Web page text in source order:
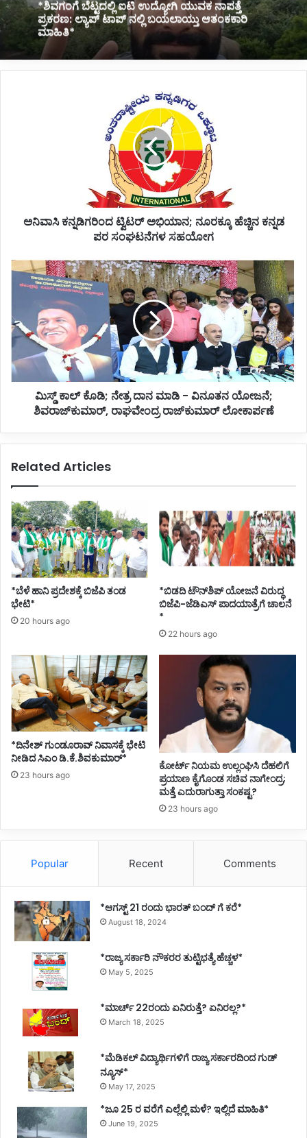
*BREAKING: ಬಸ್ ಪಲ್ಟಿಯಾಗಿ ಓರ್ವ ಯುವಕ ಸಾವು:
ಹಲವರ ಸ್ಥಿತಿ ಗಂಭೀರ*
ವಿ
ಭಿ
ಯಾ
ನ
;
ಚಿ
ನ್
ನ
ಡ
ಪ
ರ
ಸಂ
ಘ
ಟ
ನೆ
ಳ
ಸ
ಹ
ಯೋ
ಗ
ಅನಿವಾಸಿ ಕನ್ನಡಿಗರಿಂದ ಟ್ವಿಟರ್ ಅಭಿಯಾನ; ನೂರಕ್ಕೂ ಹೆಚ್ಚಿನ ಕನ್ನಡ
ಪರ ಸಂಘಟನೆಗಳ ಸಹಯೋಗ
ಲ್
ಕೊ
;
ನೇ
ಡಿ
ನೂ
ತ
ನ
ಯೋ
ಜ
ಶಿ
ವ
ಜ್‌
ಕು
ಮಾ
ರ್
,
ರಾ
ಘ
ವೇಂ
ದ್
ಮಾ
ಕಾ
ರ್
ಪ
ಣೆ
ಮಿಸ್ಡ್ ಕಾಲ್ ಕೊಡಿ; ನೇತ್ರ ದಾನ ಮಾಡಿ - ವಿನೂತನ ಯೋಜನೆ;
ಶಿವರಾಜ್‌ಕುಮಾರ್, ರಾಘವೇಂದ್ರ ರಾಜ್‌ಕುಮಾರ್ ಲೋಕಾರ್ಪಣೆ
Related Articles
*ಬೆಳೆ ಹಾನಿ ಪ್ರದೇಶಕ್ಕೆ ಬಿಜೆಪಿ ತಂಡ
ಭೇಟಿ*
20 hours ago
*ಬಿಡದಿ ಟೌನ್‌ಶಿಪ್ ಯೋಜನೆ ವಿರುದ್ಧ
ಬಿಜೆಪಿ-ಜೆಡಿಎಸ್ ಪಾದಯಾತ್ರೆಗೆ ಚಾಲನೆ
*
22 hours ago
*ದಿನೇಶ್ ಗುಂಡೂರಾವ್ ನಿವಾಸಕ್ಕೆ ಭೇಟಿ
ನೀಡಿದ ಸಿಎಂ ಡಿ.ಕೆ.ಶಿವಕುಮಾರ್*
23 hours ago
ಕೋರ್ಟ್ ನಿಯಮ ಉಲ್ಲಂಘಿಸಿ ದೆಹಲಿಗೆ
ಪ್ರಯಾಣ ಕೈಗೊಂಡ ಸಚಿವ ನಾಗೇಂದ್ರ;
ಮತ್ತೆ ಎದುರಾಗುತ್ತಾ ಸಂಕಷ್ಟ?
23 hours ago
Popular Recent Comments
*ಆಗಸ್ಟ್ 21 ರಂದು ಭಾರತ್‌ ಬಂದ್‌ ಗೆ ಕರೆ*
August 18, 2024
*ರಾಜ್ಯ ಸರ್ಕಾರಿ ನೌಕರರ ತುಟ್ಟಿಭತ್ಯೆ ಹೆಚ್ಚಳ*
May 5, 2025
*ಮಾರ್ಚ್ 22ರಂದು ಏನಿರುತ್ತೆ? ಏನಿರಲ್ಲ?*
March 18, 2025
*ಮೆಡಿಕಲ್ ವಿದ್ಯಾರ್ಥಿಗಳಿಗೆ ರಾಜ್ಯ ಸರ್ಕಾರದಿಂದ ಗುಡ್
ನ್ಯೂಸ್*
May 17, 2025
*ಜೂ 25 ರ ವರೆಗೆ ಎಲ್ಲೆಲ್ಲಿ ಮಳೆ? ಇಲ್ಲಿದೆ ಮಾಹಿತಿ*
June 19, 2025